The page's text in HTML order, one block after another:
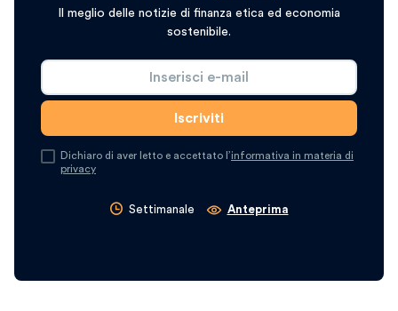
Il meglio delle notizie di finanza etica ed economia
sostenibile.
Dichiaro di aver letto e accettato l’informativa in materia di
privacy
Settimanale Anteprima